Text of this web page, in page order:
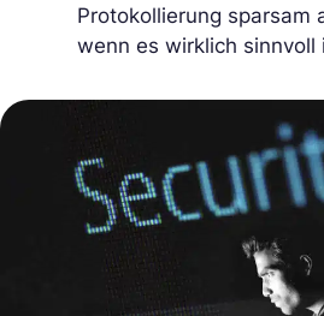
Protokollierung sparsam
wenn es wirklich sinnvoll